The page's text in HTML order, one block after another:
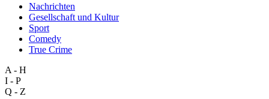
Nachrichten
Gesellschaft und Kultur
Sport
Comedy
True Crime
A - H
I - P
Q - Z